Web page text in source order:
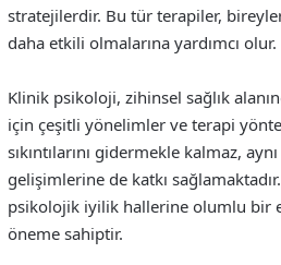
stratejilerdir. Bu tür terapiler,
daha etkili olmalarına yardımcı olur.
Klinik psikoloji, zihinsel sağlık
için çeşitli yönelimler ve terapi
sıkıntılarını gidermekle kalmaz,
gelişimlerine de katkı
psikolojik iyilik hallerine olumlu bir
öneme sahiptir.